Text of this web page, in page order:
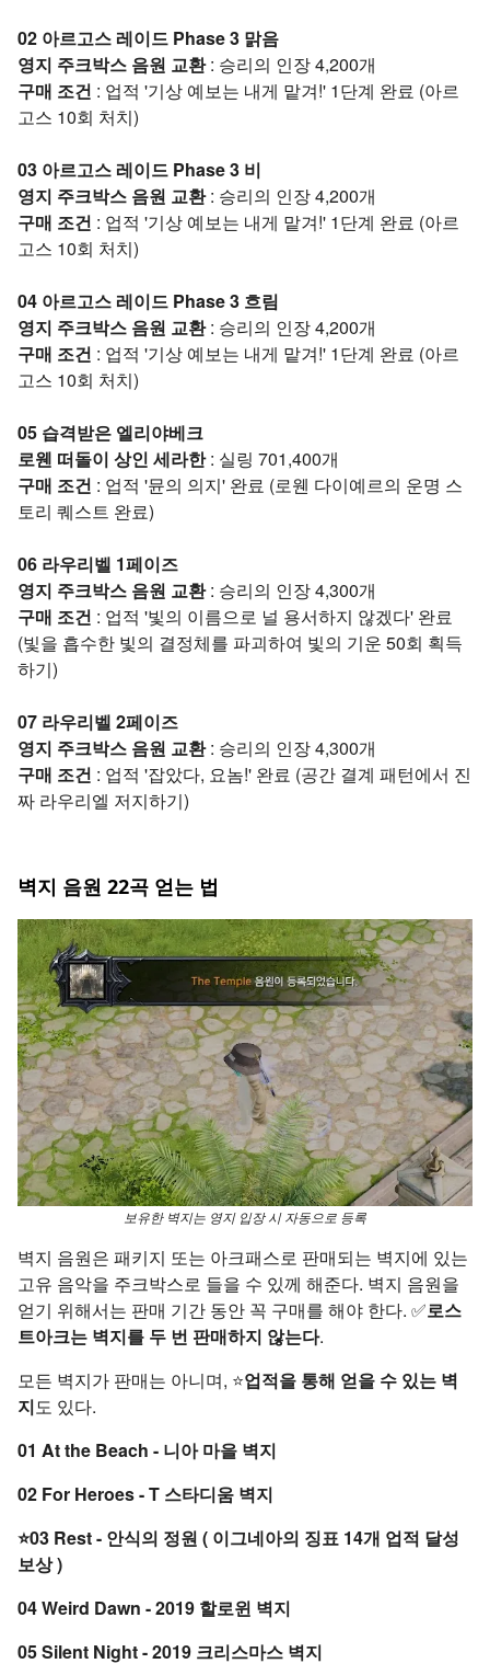
02 아르고스 레이드 Phase 3 맑음
영지 주크박스 음원 교환: 승리의 인장 4,200개
구매 조건 : 업적 '기상 예보는 내게 맡겨!' 1단계 완료 (아르
고스 10회 처치)
03 아르고스 레이드 Phase 3 비
영지 주크박스 음원 교환: 승리의 인장 4,200개
구매 조건 : 업적 '기상 예보는 내게 맡겨!' 1단계 완료 (아르
고스 10회 처치)
04 아르고스 레이드 Phase 3 흐림
영지 주크박스 음원 교환: 승리의 인장 4,200개
구매 조건 : 업적 '기상 예보는 내게 맡겨!' 1단계 완료 (아르
고스 10회 처치)
05 습격받은 엘리야베크
로웬 떠돌이 상인 세라한: 실링 701,400개
구매 조건 : 업적 '뮨의 의지' 완료 (로웬 다이예르의 운명 스
토리 퀘스트 완료)
06 라우리벨 1페이즈
영지 주크박스 음원 교환: 승리의 인장 4,300개
구매 조건 : 업적 '빛의 이름으로 널 용서하지 않겠다' 완료
(빛을 흡수한 빛의 결정체를 파괴하여 빛의 기운 50회 획득
하기)
07 라우리벨 2페이즈
영지 주크박스 음원 교환: 승리의 인장 4,300개
구매 조건 : 업적 '잡았다, 요놈!' 완료 (공간 결계 패턴에서 진
짜 라우리엘 저지하기)
벽지 음원 22곡 얻는 법
보유한 벽지는 영지 입장 시 자동으로 등록
벽지 음원은 패키지 또는 아크패스로 판매되는 벽지에 있는
고유 음악을 주크박스로 들을 수 있께 해준다. 벽지 음원을
얻기 위해서는 판매 기간 동안 꼭 구매를 해야 한다. ✅로스
트아크는 벽지를 두 번 판매하지 않는다.
모든 벽지가 판매는 아니며, ⭐업적을 통해 얻을 수 있는 벽
지도 있다.
01 At the Beach - 니아 마을 벽지
02 For Heroes - T 스타디움 벽지
⭐03 Rest - 안식의 정원 ( 이그네아의 징표 14개 업적 달성
보상 )
04 Weird Dawn - 2019 할로윈 벽지
05 Silent Night - 2019 크리스마스 벽지